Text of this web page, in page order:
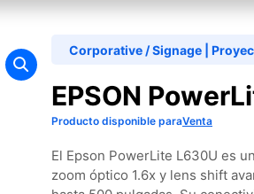
Corporative / Signage
EPSON
Producto disponible paraVenta
El Epson PowerLite L630U es
zoom óptico 1.6x y lens shift